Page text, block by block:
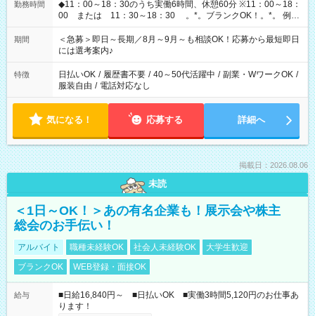
勤務時間
◆11：00～18：30のうち実働6時間、休憩60分 ※11：00～18：
00 または 11：30～18：30 。*。ブランクOK！。*。 例え
ば前職が、 在宅/財団法人/事務/コールセンター/受付/販売/カフェ
スタッフ スイーツ販売/ホテルフロント/化粧品販売/など 様々な
業界から入社して活躍されています♪
期間
＜急募＞即日～長期／8月～9月～も相談OK！応募から最短即日
には選考案内♪
特徴 日払いOK / 履歴書不要 / 40～50代活躍中 / 副業・WワークOK /
服装自由 / 電話対応なし
気になる！ 応募する 詳細へ
掲載日：2026.08.06
未読
＜1日～OK！＞あの有名企業も！展示会や株主
総会のお手伝い！
アルバイト 職種未経験OK 社会人未経験OK
大学生歓迎
ブランクOK
WEB登録・面接OK
給与
■日給16,840円～ ■日払いOK ■実働3時間5,120円のお仕事あ
ります！